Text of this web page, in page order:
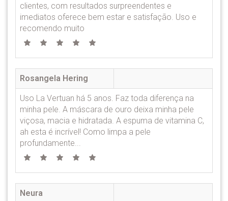
clientes, com resultados surpreendentes e
imediatos oferece bem estar e satisfação. Uso e
recomendo muito
Rosangela Hering
Uso La Vertuan há 5 anos. Faz toda diferença na
minha pele. A máscara de ouro deixa minha pele
viçosa, macia e hidratada. A espuma de vitamina C,
ah esta é incrível! Como limpa a pele
profundamente...
Neura